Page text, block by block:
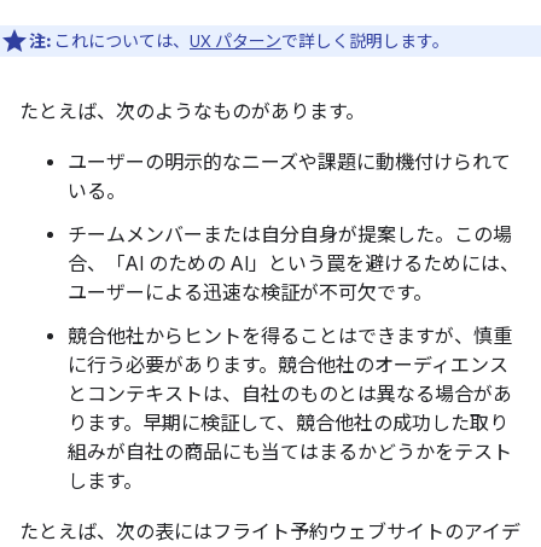
注: これについては、 UX パターンで詳しく説明します。
たとえば、次のようなものがあります。
ユーザーの明示的なニーズや課題に動機付けられて
いる。
チームメンバーまたは自分自身が提案した。この場
合、「AI のための AI」という罠を避けるためには、
ユーザーによる迅速な検証が不可欠です。
競合他社からヒントを得ることはできますが、慎重
に行う必要があります。競合他社のオーディエンス
とコンテキストは、自社のものとは異なる場合があ
ります。早期に検証して、競合他社の成功した取り
組みが自社の商品にも当てはまるかどうかをテスト
します。
たとえば、次の表にはフライト予約ウェブサイトのアイデ